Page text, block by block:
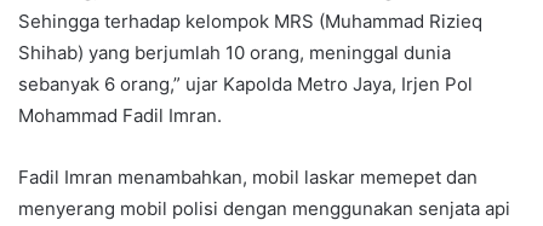
Sehingga terhadap kelompok MRS (Muhammad Rizieq
Shihab) yang berjumlah 10 orang, meninggal dunia
sebanyak 6 orang,” ujar Kapolda Metro Jaya, Irjen Pol
Mohammad Fadil Imran.
Fadil Imran menambahkan, mobil laskar memepet dan
menyerang mobil polisi dengan menggunakan senjata api